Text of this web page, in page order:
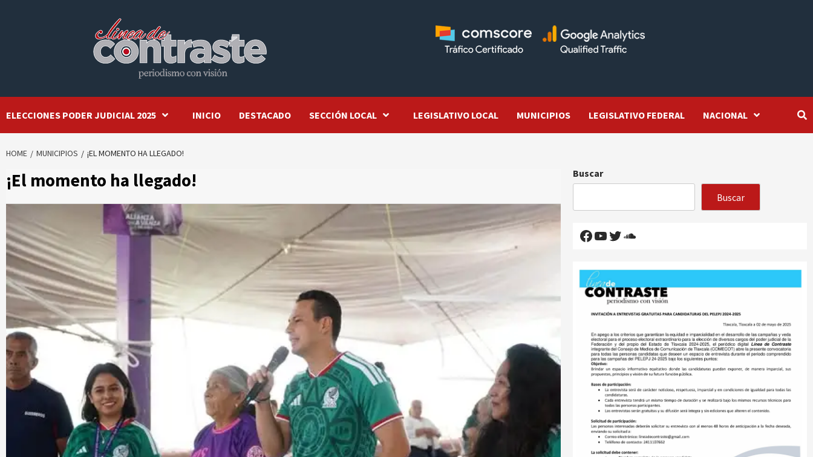
ELECCIONES PODER JUDICIAL 2025 INICIO DESTACADO SECCIÓN LOCAL LEGISLATIVO LOCAL MUNICIPIOS LEGISLATIVO FEDERAL NACIONAL
HOME MUNICIPIOS ¡EL MOMENTO HA LLEGADO!
¡El momento ha llegado!
Buscar
Buscar
Facebook
YouTube
Twitter
SoundCloud